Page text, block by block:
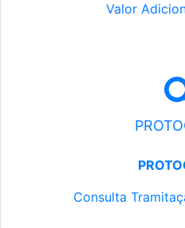
Valor
Consulta